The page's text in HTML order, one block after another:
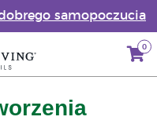
samopoczucia
0